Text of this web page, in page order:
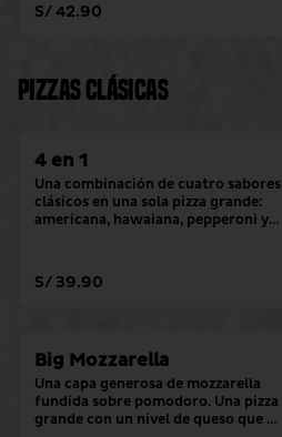
S/ 42.90
Pizzas clásicas
4 en 1
Una combinación de cuatro sabores
clásicos en una sola pizza grande:
americana, hawaiana, pepperoni y
S/ 39.90
Big Mozzarella
Una capa generosa de mozzarella
fundida sobre pomodoro. Una pizza
grande con un nivel de queso que lo